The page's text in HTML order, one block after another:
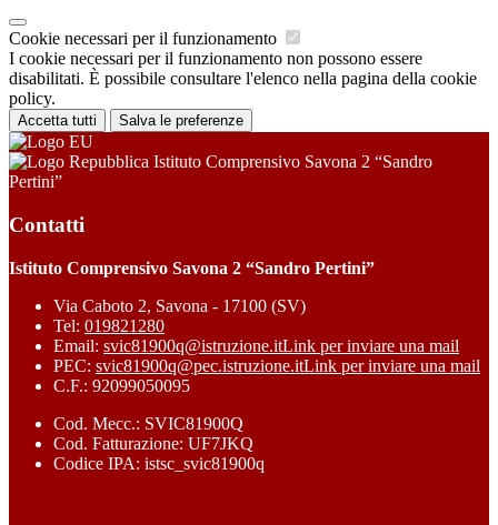
Cookie necessari per il funzionamento
I cookie necessari per il funzionamento non possono essere
disabilitati. È possibile consultare l'elenco nella pagina della cookie
policy.
Accetta tutti Salva le preferenze
Istituto Comprensivo Savona 2 “Sandro
Pertini”
Contatti
Istituto Comprensivo Savona 2 “Sandro Pertini”
Via Caboto 2, Savona - 17100 (SV)
Tel: 019821280
Email: svic81900q@istruzione.itLink per inviare una mail
PEC: svic81900q@pec.istruzione.itLink per inviare una mail
C.F.: 92099050095
Cod. Mecc.: SVIC81900Q
Cod. Fatturazione: UF7JKQ
Codice IPA: istsc_svic81900q